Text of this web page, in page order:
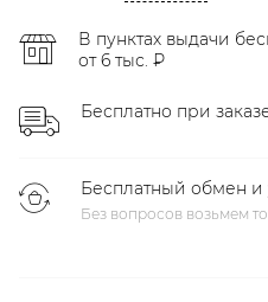
В пунктах выдачи
от 6 тыс. ₽
Бесплатно при
Бесплатный обмен и
Без вопросов возьмем